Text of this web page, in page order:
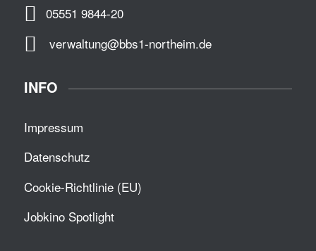
05551 9844-20
verwaltung@bbs1-northeim.de
INFO
Impressum
Datenschutz
Cookie-Richtlinie (EU)
Jobkino Spotlight